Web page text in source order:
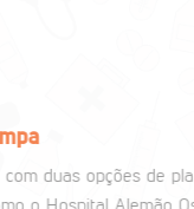
de planos, com